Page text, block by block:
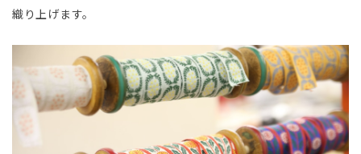
織り上げます。